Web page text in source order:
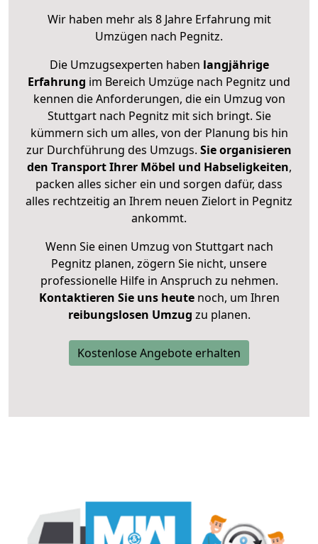
Wir haben mehr als 8 Jahre Erfahrung mit
Umzügen nach Pegnitz.
Die Umzugsexperten haben langjährige
Erfahrung im Bereich Umzüge nach Pegnitz und
kennen die Anforderungen, die ein Umzug von
Stuttgart nach Pegnitz mit sich bringt. Sie
kümmern sich um alles, von der Planung bis hin
zur Durchführung des Umzugs. Sie organisieren
den Transport Ihrer Möbel und Habseligkeiten,
packen alles sicher ein und sorgen dafür, dass
alles rechtzeitig an Ihrem neuen Zielort in Pegnitz
ankommt.
Wenn Sie einen Umzug von Stuttgart nach
Pegnitz planen, zögern Sie nicht, unsere
professionelle Hilfe in Anspruch zu nehmen.
Kontaktieren Sie uns heutenoch, um Ihren
reibungslosen Umzug zu planen.
Kostenlose Angebote erhalten